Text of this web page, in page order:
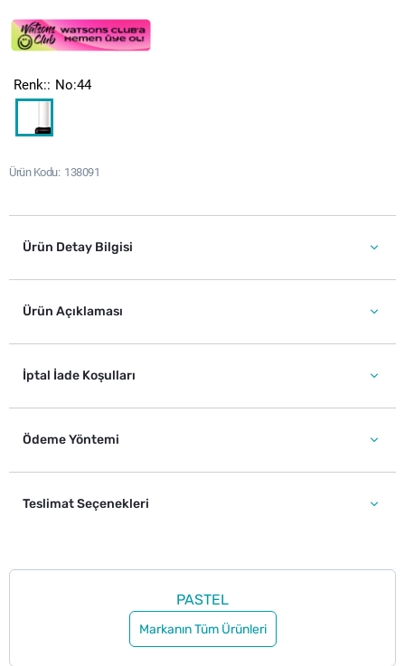
Ürün Kodu 138091
Renk: No:44
Ürün Detay Bilgisi
Ürün Açıklaması
İptal İade Koşulları
Ödeme Yöntemi
Teslimat Seçenekleri
PASTEL
Markanın Tüm Ürünleri